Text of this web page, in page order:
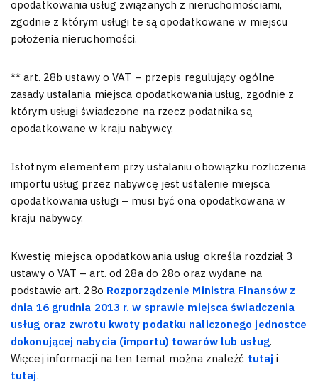
opodatkowania usług związanych z nieruchomościami,
zgodnie z którym usługi te są opodatkowane w miejscu
położenia nieruchomości.
** art. 28b ustawy o VAT – przepis regulujący ogólne
zasady ustalania miejsca opodatkowania usług, zgodnie z
którym usługi świadczone na rzecz podatnika są
opodatkowane w kraju nabywcy.
Istotnym elementem przy ustalaniu obowiązku rozliczenia
importu usług przez nabywcę jest ustalenie miejsca
opodatkowania usługi – musi być ona opodatkowana w
kraju nabywcy.
Kwestię miejsca opodatkowania usług określa rozdział 3
ustawy o VAT – art. od 28a do 28o oraz wydane na
podstawie art. 28o Rozporządzenie Ministra Finansów z
dnia 16 grudnia 2013 r. w sprawie miejsca świadczenia
usług oraz zwrotu kwoty podatku naliczonego jednostce
dokonującej nabycia (importu) towarów lub usług.
Więcej informacji na ten temat można znaleźć tutaj i
tutaj.